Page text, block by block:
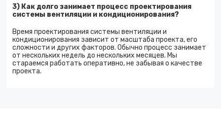
3) Как долго занимает процесс проектирования
системы вентиляции и кондиционирования?
Время проектирования системы вентиляции и
кондиционирования зависит от масштаба проекта, его
сложности и других факторов. Обычно процесс занимает
от нескольких недель до нескольких месяцев. Мы
стараемся работать оперативно, не забывая о качестве
проекта.